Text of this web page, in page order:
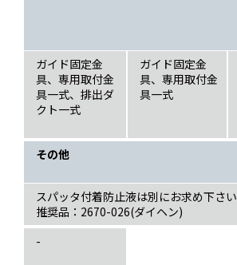
ガイド固定金
具、専用取付金
具一式、排出ダ
クト一式
ガイド固定金
具、専用取付金
具一式
その他
スパッタ付着防止液は別にお求め下さい
推奨品：2670-026(ダイヘン)
-